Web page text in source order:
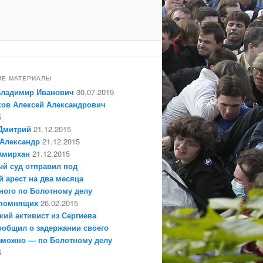
МАТЕРИАЛЫ
Иванович 30.07.2019
Алексей Александрович
21.12.2015
21.12.2015
21.12.2015
суд отправил под
арест на два месяца
по Болотному делу
26.02.2015
активист из Сергиева
о задержании своего
— по Болотному делу